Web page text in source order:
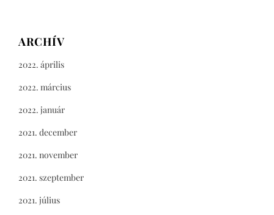
ARCHÍV
2022. április
2022. március
2022. január
2021. december
2021. november
2021. szeptember
2021. július